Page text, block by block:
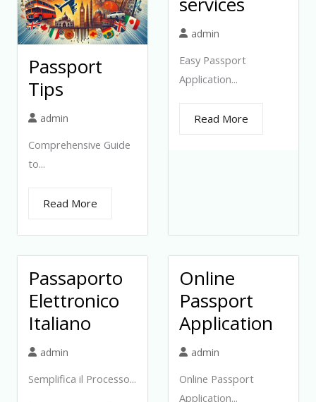
Passport
Tips
admin
Comprehensive Guide
to...
Read More
admin
Easy Passport
Application...
Read More
Passaporto
Elettronico
Italiano
admin
Semplifica il Processo...
Online
Passport
Application
admin
Online Passport
Application...